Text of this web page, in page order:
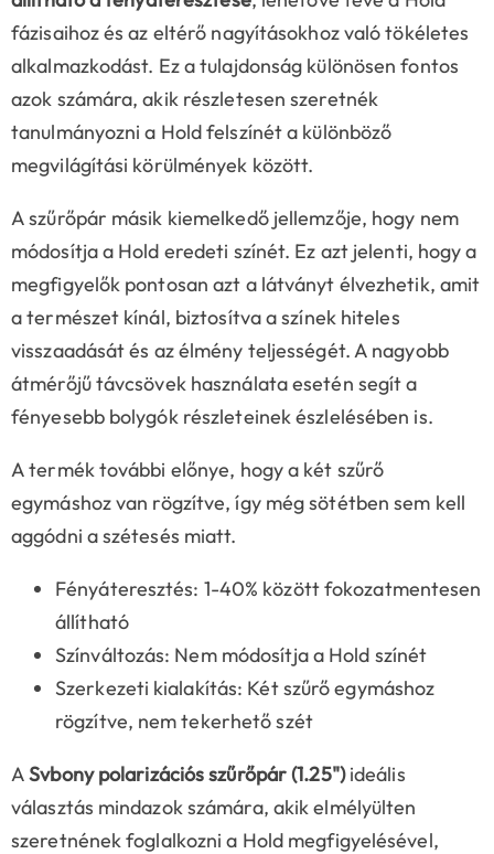
fázisaihoz és az eltérő nagyításokhoz való tökéletes
alkalmazkodást. Ez a tulajdonság különösen fontos
azok számára, akik részletesen szeretnék
tanulmányozni a Hold felszínét a különböző
megvilágítási körülmények között.
A szűrőpár másik kiemelkedő jellemzője, hogy nem
módosítja a Hold eredeti színét. Ez azt jelenti, hogy a
megfigyelők pontosan azt a látványt élvezhetik, amit
a természet kínál, biztosítva a színek hiteles
visszaadását és az élmény teljességét. A nagyobb
átmérőjű távcsövek használata esetén segít a
fényesebb bolygók részleteinek észlelésében is.
A termék további előnye, hogy a két szűrő
egymáshoz van rögzítve, így még sötétben sem kell
aggódni a szétesés miatt.
Fényáteresztés: 1-40% között fokozatmentesen
állítható
Színváltozás: Nem módosítja a Hold színét
Szerkezeti kialakítás: Két szűrő egymáshoz
rögzítve, nem tekerhető szét
ASvbony polarizációs szűrőpár (1.25")ideális
választás mindazok számára, akik elmélyülten
szeretnének foglalkozni a Hold megfigyelésével,